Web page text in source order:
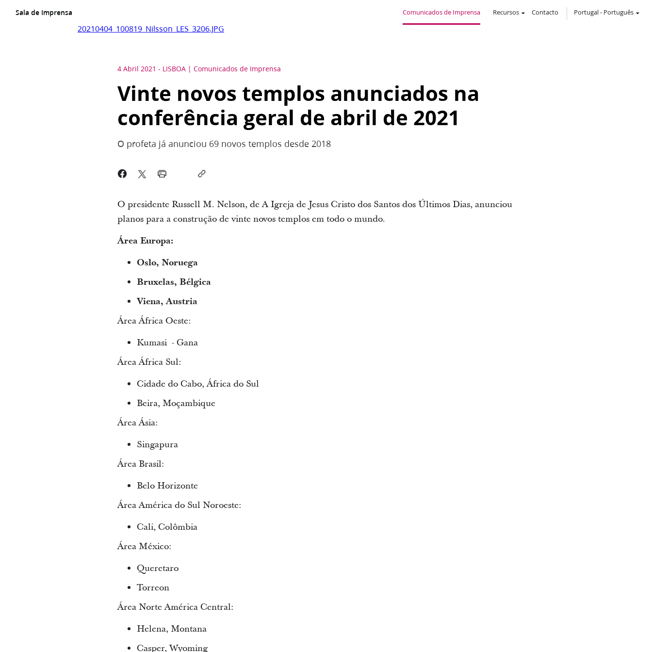
Sala de Imprensa Comunicados de Imprensa Recursos Contacto Portugal- Português
20210404_100819_Nilsson_LES_3206.JPG
4 Abril 2021 - LISBOA Comunicados de Imprensa
Vinte novos templos anunciados na
conferência geral de abril de 2021
O profeta já anunciou 69 novos templos desde 2018
O presidente Russell M. Nelson, de A Igreja de Jesus Cristo dos Santos dos Últimos Dias, anunciou
planos para a construção de vinte novos templos em todo o mundo.
Área Europa:
Oslo, Noruega
Bruxelas, Bélgica
Viena, Austria
Área África Oeste:
Kumasi - Gana
Área África Sul:
Cidade do Cabo, África do Sul
Beira, Moçambique
Área Ásia:
Singapura
Área Brasil:
Belo Horizonte
Área América do Sul Noroeste:
Cali, Colômbia
Área México:
Queretaro
Torreon
Área Norte América Central:
Helena, Montana
Casper, Wyoming